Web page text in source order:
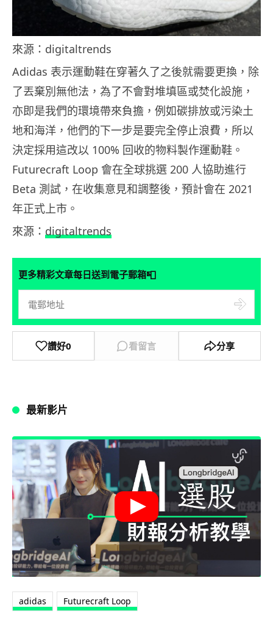
來源：digitaltrends
Adidas 表示運動鞋在穿著久了之後就需要更換，除
了丟棄別無他法，為了不會對堆填區或焚化設施，
亦即是我們的環境帶來負擔，例如碳排放或污染土
地和海洋，他們的下一步是要完全停止浪費，所以
決定採用這改以 100% 回收的物料製作運動鞋。
Futurecraft Loop 會在全球挑選 200 人協助進行
Beta 測試，在收集意見和調整後，預計會在 2021
年正式上市。
來源： digitaltrends
更多精彩文章每日送到電子郵箱📮
讚好0 看留言 分享
最新影片
adidas Futurecraft Loop